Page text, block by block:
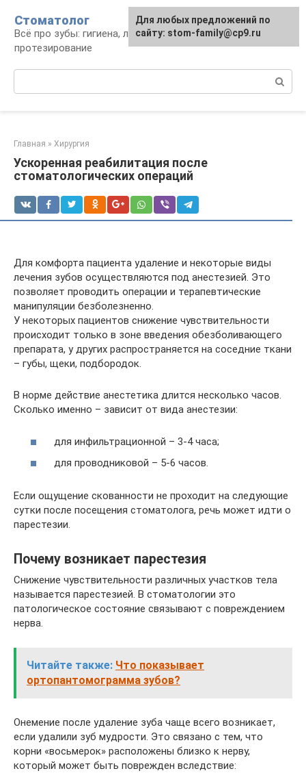
контенту
Стоматолог
Всё про зубы: гигиена, лечение,
протезирование
Главная » Хирургия
Ускоренная реабилитация после
стоматологических операций
Для комфорта пациента удаление и некоторые виды
лечения зубов осуществляются под анестезией. Это
позволяет проводить операции и терапевтические
манипуляции безболезненно.
У некоторых пациентов снижение чувствительности
происходит только в зоне введения обезболивающего
препарата, у других распространяется на соседние ткани
– губы, щеки, подбородок.
В норме действие анестетика длится несколько часов.
Сколько именно – зависит от вида анестезии:
для инфильтрационной – 3-4 часа;
для проводниковой – 5-6 часов.
Если ощущение скованности не проходит на следующие
сутки после посещения стоматолога, речь может идти о
парестезии.
Почему возникает парестезия
Снижение чувствительности различных участков тела
называется парестезией. В стоматологии это
патологическое состояние связывают с повреждением
нерва.
Читайте также: Что показывает
ортопантомограмма зубов?
Онемение после удаление зуба чаще всего возникает,
если удалили зуб мудрости. Это связано с тем, что
корни «восьмерок» расположены близко к нерву,
который может быть поврежден вследствие:
Для любых предложений по
сайту: stom-family@cp9.ru